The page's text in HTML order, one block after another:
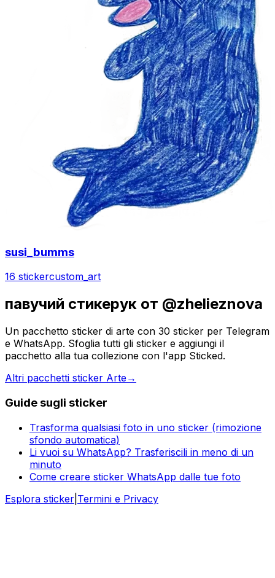
susi_bumms
16 stickercustom_art
павучий стикерук от @zhelieznova
Un pacchetto sticker di arte con 30 sticker per Telegram
e WhatsApp. Sfoglia tutti gli sticker e aggiungi il
pacchetto alla tua collezione con l'app Sticked.
Altri pacchetti sticker Arte→
Guide sugli sticker
Trasforma qualsiasi foto in uno sticker (rimozione
sfondo automatica)
Li vuoi su WhatsApp? Trasferiscili in meno di un
minuto
Come creare sticker WhatsApp dalle tue foto
Esplora sticker Termini e Privacy